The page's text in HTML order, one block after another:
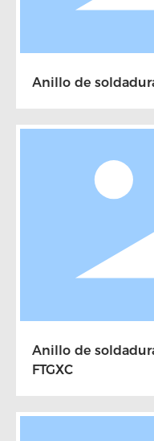
Anillo de
Anillo de
FTGXC